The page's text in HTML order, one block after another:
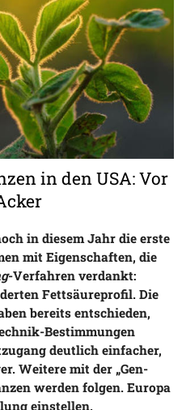
in den USA: Vor
in diesem Jahr die erste
mit Eigenschaften, die
-Verfahren verdankt:
Fettsäureprofil. Die
bereits entschieden,
Bestimmungen
deutlich einfacher,
Weitere mit der „Gen-
werden folgen. Europa
einstellen.